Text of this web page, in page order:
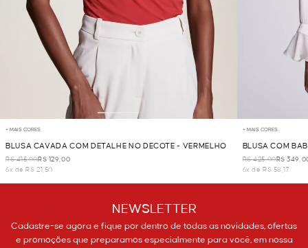
+ MAIS CORES
BLUSA CAVADA COM DETALHE NO DECOTE - VERMELHO
R$ 415,00R$ 129,00
6x de R$ 21,50
+ MAIS CORES
BLUSA COM
R$ 425,00R$
6x de R$ 58,17
NEWSLETTER
Cadastre-se agora e fique por dentro de todas as novidades, ofertas
e promoções que preparamos especialmente para você, em nossa